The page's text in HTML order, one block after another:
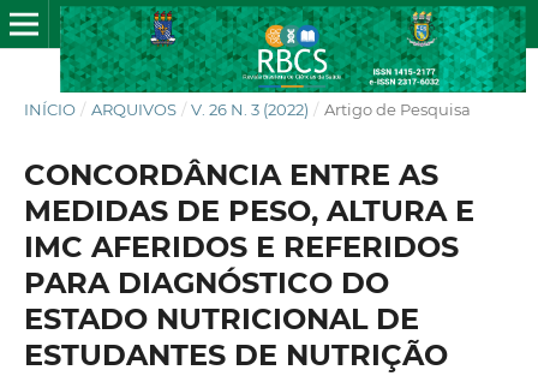
INÍCIO / ARQUIVOS / V. 26 N. 3 (2022) / Artigo de Pesquisa
CONCORDÂNCIA ENTRE AS
MEDIDAS DE PESO, ALTURA E
IMC AFERIDOS E REFERIDOS
PARA DIAGNÓSTICO DO
ESTADO NUTRICIONAL DE
ESTUDANTES DE NUTRIÇÃO